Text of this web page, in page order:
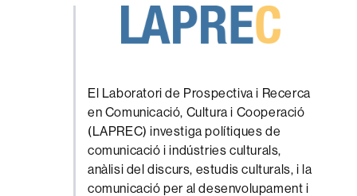
El Laboratori de Prospectiva i Recerca
en Comunicació, Cultura i Cooperació
(LAPREC) investiga polítiques de
comunicació i indústries culturals,
anàlisi del discurs, estudis culturals, i la
comunicació per al desenvolupament i